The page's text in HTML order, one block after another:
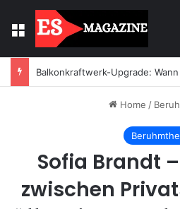
Menu
Balkonkraftwerk-Upgrade:
Home /
Sofia Brandt
zwischen